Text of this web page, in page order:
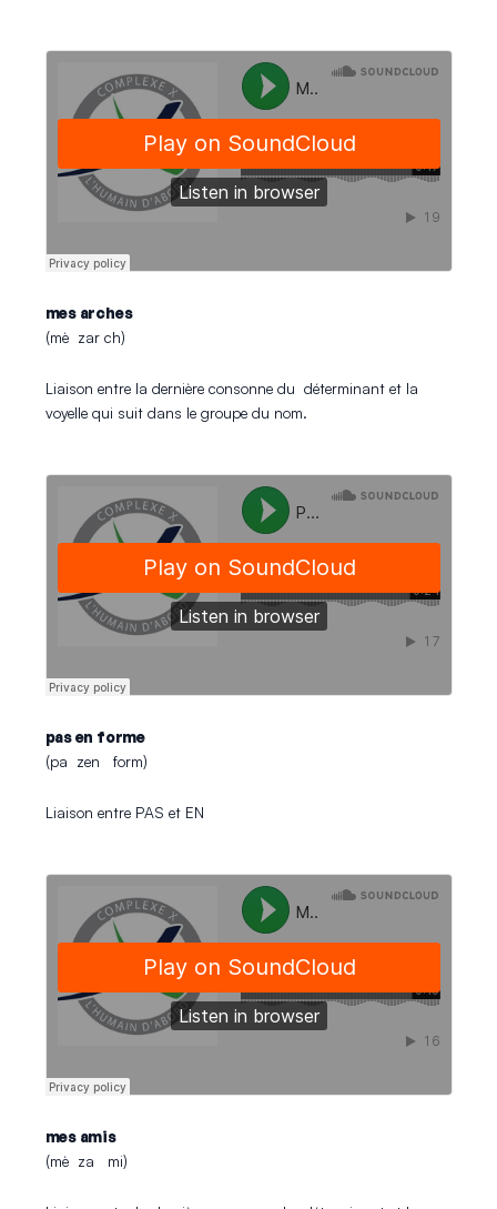
mes arches
(mè zar ch)
Liaison entre la dernière consonne du déterminant et la
voyelle qui suit dans le groupe du nom.
pas en forme
(pa zen form)
Liaison entre PAS et EN
mes amis
(mè za mi)